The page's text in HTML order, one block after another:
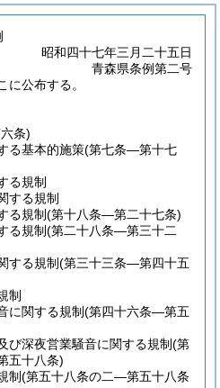
昭和四十七年三月二十五日
青森県条例第二号
に公布する。
条)
る基本的施策(第七条―第十七
る規制
する規制
る規制(第十八条―第二十七条)
る規制(第二十八条―第三十二
する規制(第三十三条―第四十五
制
に関する規制(第四十六条―第五
び深夜営業騒音に関する規制(第
五十八条)
制(第五十八条の二―第五十八条